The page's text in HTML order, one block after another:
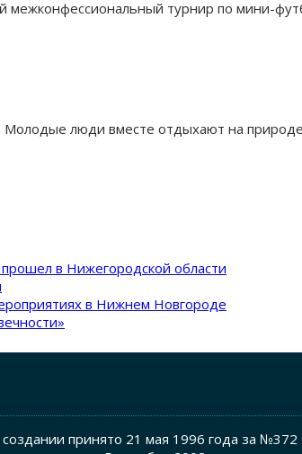
турнир по мини-
Молодые люди вместе отдыхают на
в Нижегородской области
в Нижнем Новгороде
принято 21 мая 1996 года за